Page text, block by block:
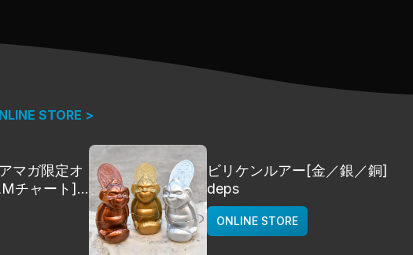
STORE >
マガ限定オ
チャート]
ビリケンルアー[金／銀／銅]
deps
ONLINE STORE